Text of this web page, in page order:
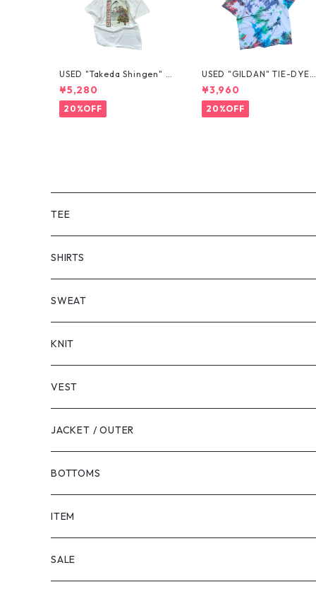
USED "Takeda Shingen" T
EE
¥5,280
20%OFF
USED "GILDAN" TIE-DYE
EE
¥3,960
20%OFF
TEE
SHORT SLEEVE
LONG SLEEVE
SHIRTS
SHORT SLEEVE
LONG SLEEVE
SWEAT
KNIT
VEST
JACKET / OUTER
BOTTOMS
SHORTS
PANTS
ITEM
SALE